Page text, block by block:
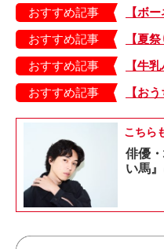
おすすめ記事
おすすめ記事
おすすめ記事
おすすめ記事
こちら
俳優
い馬